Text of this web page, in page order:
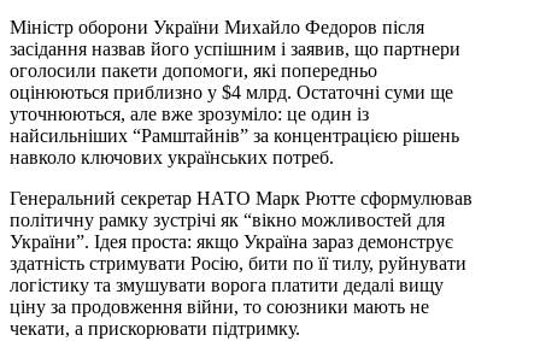
Міністр оборони України Михайло Федоров після
засідання назвав його успішним і заявив, що партнери
оголосили пакети допомоги, які попередньо
оцінюються приблизно у $4 млрд. Остаточні суми ще
уточнюються, але вже зрозуміло: це один із
найсильніших “Рамштайнів” за концентрацією рішень
навколо ключових українських потреб.
Генеральний секретар НАТО Марк Рютте сформулював
політичну рамку зустрічі як “вікно можливостей для
України”. Ідея проста: якщо Україна зараз демонструє
здатність стримувати Росію, бити по її тилу, руйнувати
логістику та змушувати ворога платити дедалі вищу
ціну за продовження війни, то союзники мають не
чекати, а прискорювати підтримку.